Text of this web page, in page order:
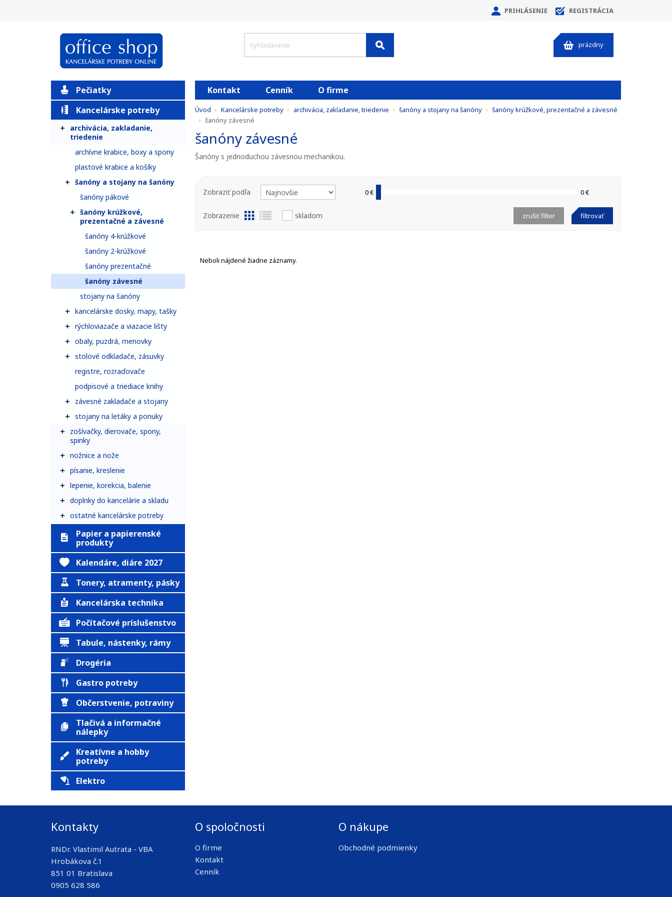
PRIHLÁSENIE REGISTRÁCIA
prázdny
Pečiatky
Kancelárske potreby
archivácia, zakladanie,
triedenie
archívne krabice, boxy a spony
plastové krabice a košíky
šanóny a stojany na šanóny
šanóny pákové
šanóny krúžkové,
prezentačné a závesné
šanóny 4-krúžkové
šanóny 2-krúžkové
šanóny prezentačné
šanóny závesné
stojany na šanóny
kancelárske dosky, mapy, tašky
rýchloviazače a viazacie lišty
obaly, puzdrá, menovky
stolové odkladače, zásuvky
registre, rozraďovače
podpisové a triediace knihy
závesné zakladače a stojany
stojany na letáky a ponuky
zošívačky, dierovače, spony,
spinky
nožnice a nože
písanie, kreslenie
lepenie, korekcia, balenie
doplnky do kancelárie a skladu
ostatné kancelárske potreby
Papier a papierenské
produkty
Kalendáre, diáre 2027
Tonery, atramenty, pásky
Kancelárska technika
Počítačové príslušenstvo
Tabule, nástenky, rámy
Drogéria
Gastro potreby
Občerstvenie, potraviny
Tlačivá a informačné
nálepky
Kreatívne a hobby
potreby
Elektro
Kontakt Cenník O firme
Úvod Kancelárske potreby archivácia, zakladanie, triedenie šanóny a stojany na šanóny
šanóny krúžkové, prezentačné a závesné
šanóny závesné
šanóny závesné
Šanóny s jednoduchou závesnou mechanikou.
0 € 0 €
Zobrazenie skladom filtrovať
zrušiť filter
Zobraziť podľa
Neboli nájdené žiadne záznamy.
Kontakty
RNDr. Vlastimil Autrata - VBA
Hrobákova č.1
851 01 Bratislava
0905 628 586
O spoločnosti
O firme
Kontakt
Cenník
O nákupe
Obchodné podmienky